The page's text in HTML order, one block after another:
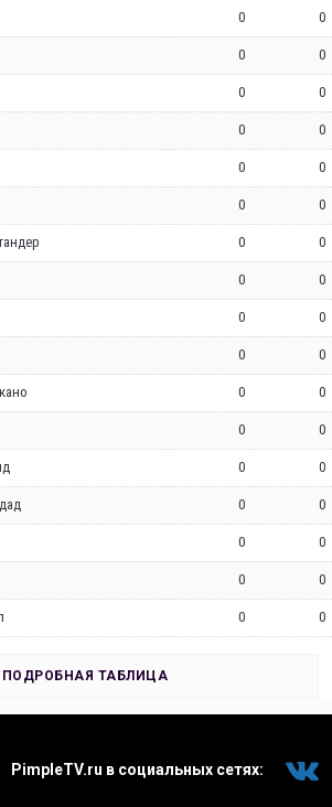
0 0
0 0
0 0
0 0
0 0
0 0
0 0
0 0
0 0
0 0
0 0
0 0
0 0
0 0
0 0
0 0
0 0
ПОДРОБНАЯ ТАБЛИЦА
PimpleTV.ru в социальных сетях: